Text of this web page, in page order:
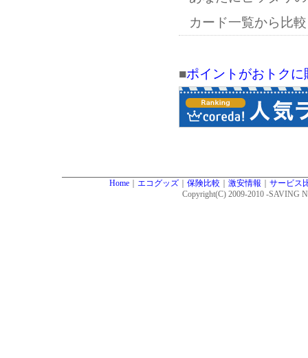
カード一覧から比
■ポイントがおトク
Home エコグッズ 保険比較 激安情報
サービス
Copyright(C) 2009-2010 -SAVING